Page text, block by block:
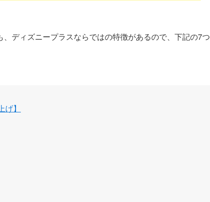
ディズニープラスならではの特徴があるので、下記の7つ
】